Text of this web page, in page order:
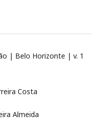
| Belo Horizonte | v. 1
Costa
Almeida